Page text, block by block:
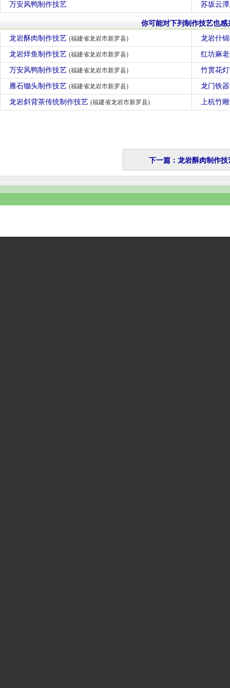
万安风鸭制作技艺 苏坂云
你可能对下列制作技艺也感
龙岩酥肉制作技艺 (福建省龙岩市新罗县) 龙岩什
龙岩烊鱼制作技艺 (福建省龙岩市新罗县) 红坊麻
万安风鸭制作技艺 (福建省龙岩市新罗县) 竹贯花
雁石锄头制作技艺 (福建省龙岩市新罗县) 龙门铁
龙岩斜背茶传统制作技艺 (福建省龙岩市新罗县) 上杭竹
下一篇：龙岩酥肉制作技